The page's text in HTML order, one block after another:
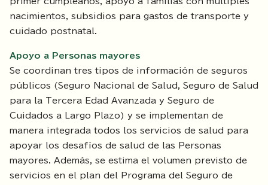
nacimientos, subsidios para gastos de transporte y
cuidado postnatal.
Apoyo a Personas mayores
Se coordinan tres tipos de información de seguros
públicos (Seguro Nacional de Salud, Seguro de Salud
para la Tercera Edad Avanzada y Seguro de
Cuidados a Largo Plazo) y se implementan de
manera integrada todos los servicios de salud para
apoyar los desafíos de salud de las Personas
mayores. Además, se estima el volumen previsto de
servicios en el plan del Programa del Seguro de